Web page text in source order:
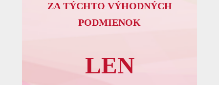
ZA TÝCHTO VÝHODNÝCH
PODMIENOK
LEN